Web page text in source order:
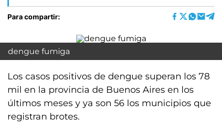
Para compartir:
dengue fumiga
Los casos positivos de dengue superan los 78
mil en la provincia de Buenos Aires en los
últimos meses y ya son 56 los municipios que
registran brotes.